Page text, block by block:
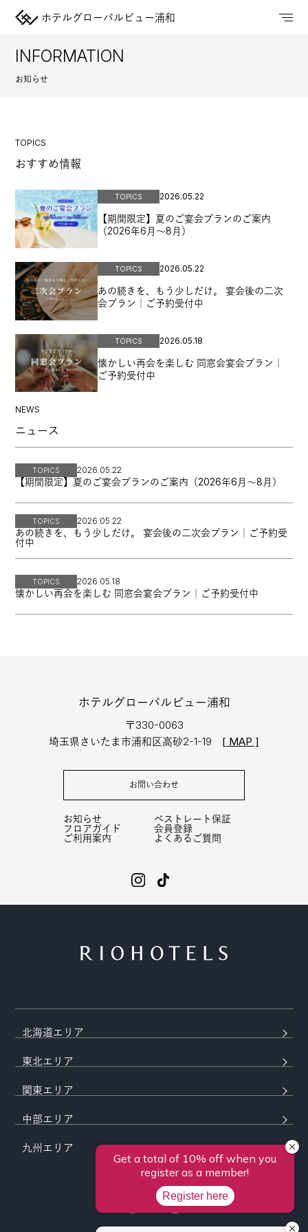
ホテルグローバルビュー浦和
INFORMATION
お知らせ
TOPICS
おすすめ情報
TOPICS 2026.05.22
【期間限定】夏のご宴会プランのご案内
（2026年6月～8月）
TOPICS 2026.05.22
あの続きを、もう少しだけ。 宴会後の二次
会プラン｜ご予約受付中
TOPICS 2026.05.18
懐かしい再会を楽しむ 同窓会宴会プラン｜
ご予約受付中
NEWS
ニュース
2026.05.22
TOPICS
【期間限定】夏のご宴会プランのご案内（2026年6月～8月）
2026.05.22
TOPICS
あの続きを、もう少しだけ。 宴会後の二次会プラン｜ご予約受
付中
2026.05.18
TOPICS
懐かしい再会を楽しむ 同窓会宴会プラン｜ご予約受付中
ホテルグローバルビュー浦和
〒330-0063
埼玉県さいたま市浦和区高砂2-1-19 [ MAP ]
お問い合わせ
お知らせ
フロアガイド
ご利用案内
よくあるご質問
ベストレート保証
会員登録
北海道エリア
東北エリア
関東エリア
中部エリア
九州エリア